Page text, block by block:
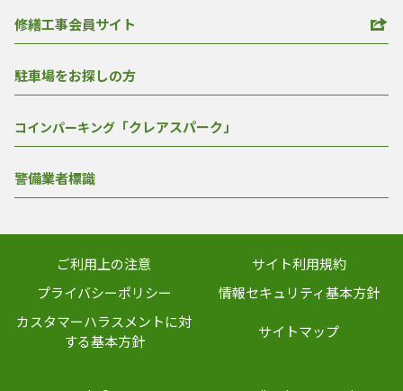
修繕工事会員サイト
駐車場をお探しの方
コインパーキング 「クレアスパーク」
警備業者標識
ご利用上の注意
サイト利用規約
プライバシーポリシー
情報セキュリティ基本方針
カスタマーハラスメントに対
する基本方針
サイトマップ